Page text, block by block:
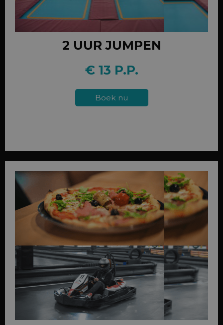
2 UUR JUMPEN
€ 13 P.P.
Boek nu